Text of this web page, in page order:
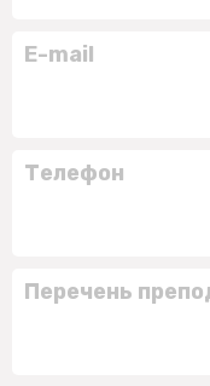
E-mail
Телефон
Перечень